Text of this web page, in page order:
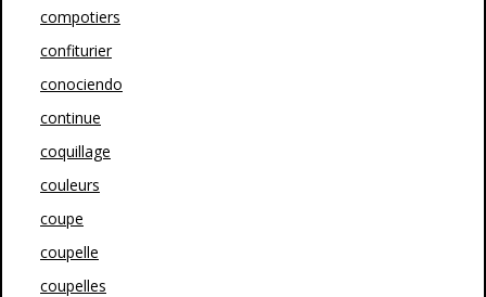
compotiers
confiturier
conociendo
continue
coquillage
couleurs
coupe
coupelle
coupelles